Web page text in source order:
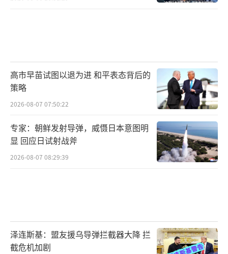
高市早苗试图以退为进 和平表态背后的
策略
2026-08-07 07:50:22
专家：朝鲜发射导弹，威慑日本意图明
显 回应日试射战斧
2026-08-07 08:29:39
泽连斯基：盟友援乌导弹拦截器大降 拦
截危机加剧